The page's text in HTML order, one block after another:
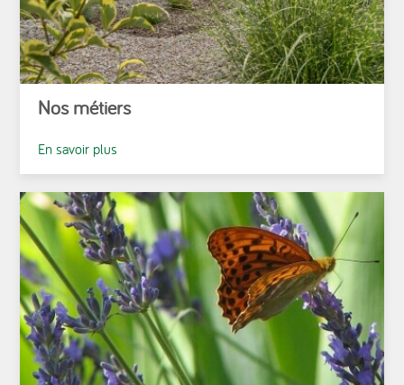
Nos métiers
En savoir plus